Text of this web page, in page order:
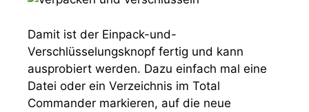
Damit ist der Einpack-und-
Verschlüsselungsknopf fertig und kann
ausprobiert werden. Dazu einfach mal eine
Datei oder ein Verzeichnis im Total
Commander markieren, auf die neue